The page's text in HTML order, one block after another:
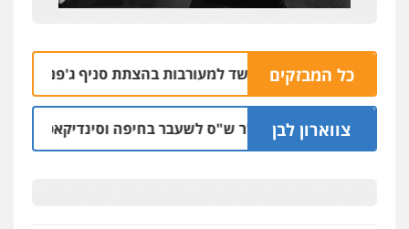
כל המבזקים
רחובות נעצרו בחשד למעורבות בהצתת סניף ג'פניקה
צווארון לבן
כתב אישום: יו"ר ש"ס לשעבר בחיפה וסינדיקאט